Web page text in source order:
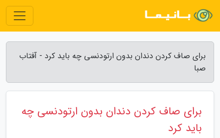
برای صاف کردن دندان بدون ارتودنسی چه باید کرد - آفتاب
صبا
برای صاف کردن دندان بدون ارتودنسی چه
باید کرد